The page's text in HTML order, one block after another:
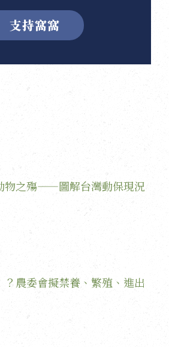
支持窩窩
物之殤——圖解台灣動保現況
？農委會擬禁養、繁殖、進出